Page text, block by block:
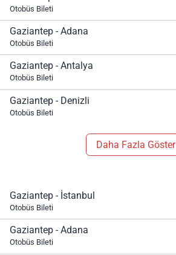
Otobüs Bileti
Gaziantep - Adana
Otobüs Bileti
Gaziantep - Antalya
Otobüs Bileti
Gaziantep - Denizli
Otobüs Bileti
Daha Fazla Göster
Gaziantep - İstanbul
Otobüs Bileti
Gaziantep - Adana
Otobüs Bileti